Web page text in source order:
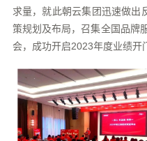
求量，就此朝云集团迅速做出
策规划及布局，召集全国品牌
会，成功开启2023年度业绩开